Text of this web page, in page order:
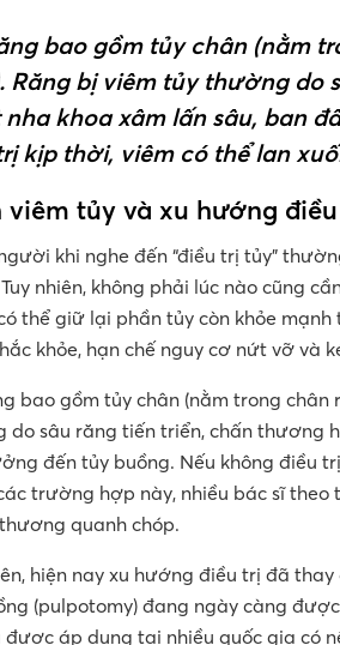
bao gồm tủy chân (nằm
Răng bị viêm tủy thường do
khoa xâm lấn sâu, ban
kịp thời, viêm có thể lan
viêm tủy và xu hướng
khi nghe đến “điều trị tủy”
nhiên, không phải lúc nào cũng
thể giữ lại phần tủy còn khỏe
khỏe, hạn chế nguy cơ nứt vỡ và
bao gồm tủy chân (nằm trong
do sâu răng tiến triển, chấn thương
đến tủy buồng. Nếu không điều
trường hợp này, nhiều bác sĩ
quanh chóp.
hiện nay xu hướng điều trị đã
(pulpotomy) đang ngày càng
được áp dụng tại nhiều quốc gia có